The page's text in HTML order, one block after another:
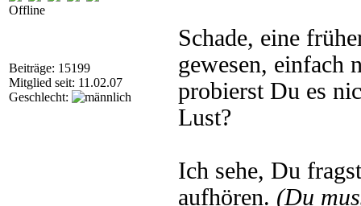
Offline
Beiträge: 15199
Mitglied seit: 11.02.07
Geschlecht:
Schade, eine
gewesen, einfach
probierst Du es
Lust?
Ich sehe, Du
aufhören. (Du